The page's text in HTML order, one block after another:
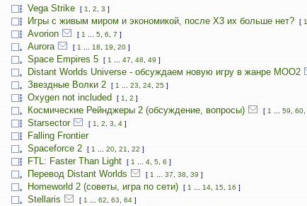
Vega Strike [ 1 2 3 ]
Игры с живым миром и экономикой, после X3 их больше нет? [ 1
Avorion [ 1 5, 6, 7 ]
Aurora [ 1 18 19 20]
Space Empires 5 [ 1 47 48 49 ]
Distant Worlds Universe - обсуждаем новую игру в жанре MOO2
Звездные Волки 2 [ 1 23 24, 25]
Oxygen not included [ 1 2 ]
Космические Рейнджеры 2 (обсуждение, вопросы) [ 1 59 60,
Starsector [ 1 2 3 4]
Falling Frontier
Spaceforce 2 [ 1 20, 21 22 ]
FTL: Faster Than Light [ 1 4, 5, 6]
Перевод Distant Worlds [ 1 37 38 39 ]
Homeworld 2 (советы, игра по сети) [ 1 14, 15, 16]
Stellaris [ 1 62 63 64]